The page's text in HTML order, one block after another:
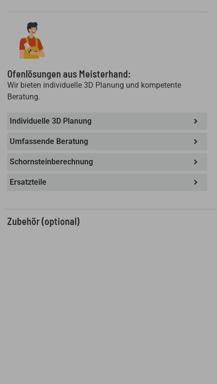
Ofenlösungen aus Meisterhand:
Wir bieten individuelle 3D Planung und kompetente
Beratung.
Individuelle 3D Planung
Umfassende Beratung
Schornsteinberechnung
Ersatzteile
Zubehör (optional)